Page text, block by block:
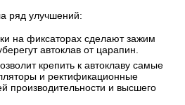
ряд улучшений:
на фиксаторах сделают зажим
автоклав от царапин.
крепить к автоклаву самые
и ректификационные
производительности и высшего